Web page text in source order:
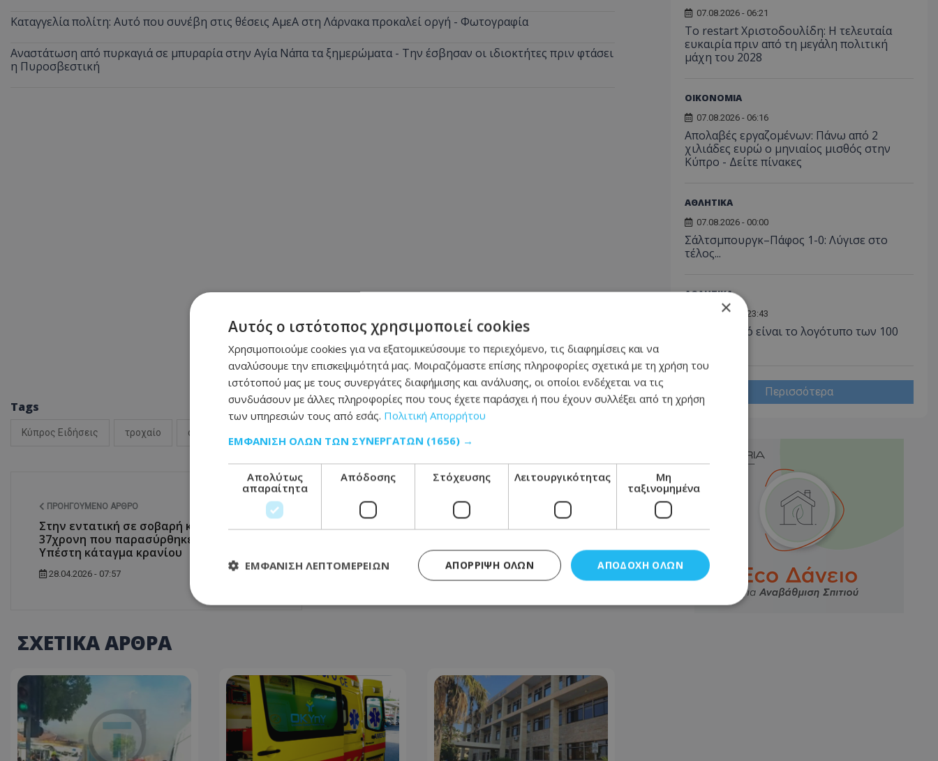
Καταγγελία πολίτη: Αυτό που συνέβη στις θέσεις ΑμεΑ στη Λάρνακα προκαλεί οργή - Φωτογραφία
Αναστάτωση από πυρκαγιά σε μπυραρία στην Αγία Νάπα τα ξημερώματα - Την έσβησαν οι ιδιοκτήτες πριν φτάσει
η Πυροσβεστική
Tags
Κύπρος Ειδήσεις τροχαίο ατύχημα
Μοιράσου αυτό το άρθρο
ΠΡΟΗΓΟΎΜΕΝΟ ΆΡΘΡΟ
Στην εντατική σε σοβαρή κατάσταση η
37χρονη που παρασύρθηκε από όχημα -
Υπέστη κάταγμα κρανίου
28.04.2026 - 07:57
ΕΠΌΜΕΝΟ ΆΡΘΡΟ
Το σύμβολο @ υπάρχει από το 1536 - Σε
28.04.2026 - 08:17
ΣΧΕΤΙΚΑ ΑΡΘΡΑ
07.08.2026 - 06:21
Το restart Χριστοδουλίδη: Η τελευταία
ευκαιρία πριν από τη μεγάλη πολιτική
μάχη του 2028
ΟΙΚΟΝΟΜΙΑ
07.08.2026 - 06:16
Απολαβές εργαζομένων: Πάνω από 2
χιλιάδες ευρώ ο μηνιαίος μισθός στην
Κύπρο - Δείτε πίνακες
ΑΘΛΗΤΙΚΑ
07.08.2026 - 00:00
Σάλτσμπουργκ–Πάφος 1-0: Λύγισε στο
τέλος...
ΑΘΛΗΤΙΚΑ
06.08.2026 - 23:43
ΑΠΟΕΛ: Αυτό είναι το λογότυπο των 100
Περισσότερα
×
Αυτός ο ιστότοπος χρησιμοποιεί cookies
Χρησιμοποιούμε cookies για να εξατομικεύσουμε το περιεχόμενο, τις διαφημίσεις και να
αναλύσουμε την επισκεψιμότητά μας. Μοιραζόμαστε επίσης πληροφορίες σχετικά με τη χρήση του
ιστότοπού μας με τους συνεργάτες διαφήμισης και ανάλυσης, οι οποίοι ενδέχεται να τις
συνδυάσουν με άλλες πληροφορίες που τους έχετε παράσχει ή που έχουν συλλέξει από τη χρήση
των υπηρεσιών τους από εσάς. Πολιτική Απορρήτου
ΕΜΦΆΝΙΣΗ ΌΛΩΝ ΤΩΝ ΣΥΝΕΡΓΑΤΏΝ (1656) →
Απολύτως
απαραίτητα
Απόδοσης Στόχευσης Λειτουργικότητας
Μη
ταξινομημένα
ΑΠΟΔΟΧΉ ΌΛΩΝ
ΑΠΌΡΡΙΨΗ ΌΛΩΝ
ΕΜΦΆΝΙΣΗ ΛΕΠΤΟΜΕΡΕΙΏΝ
Ονοματεπώνυμο
Προμηθευτής Πεδίο Λήξη
Περιγραφή
usprivacy
.lifenewscy.tothemaonline.com
1 χρόνος 3
εβδομάδες
Αυτό το cookie αποθηκεύει το
κράτος συγκατάθεσης του χρήστη
την ιδιωτικότητα σύμφωνα με τον
κανονισμό απορρήτου των